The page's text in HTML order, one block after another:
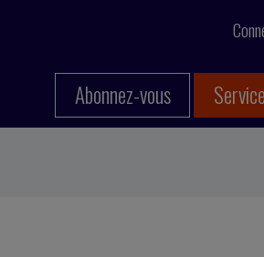
Abonnez-vous